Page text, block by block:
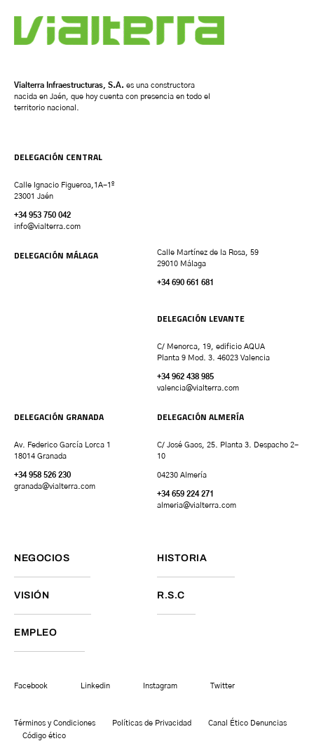
Vialterra Infraestructuras, S.A. es una constructora
nacida en Jaén, que hoy cuenta con presencia en todo el
territorio nacional.
DELEGACIÓN CENTRAL
Calle Ignacio Figueroa,1A-1º
23001 Jaén
+34 953 750 042
info@vialterra.com
DELEGACIÓN MÁLAGA
Calle Martínez de la Rosa, 59
29010 Málaga
+34 690 661 681
DELEGACIÓN LEVANTE
C/ Menorca, 19, edificio AQUA
Planta 9 Mod. 3. 46023 Valencia
+34 962 438 985
valencia@vialterra.com
DELEGACIÓN GRANADA
Av. Federico García Lorca 1
18014 Granada
+34 958 526 230
granada@vialterra.com
DELEGACIÓN ALMERÍA
C/ José Gaos, 25. Planta 3. Despacho 2-
10
04230 Almería
+34 659 224 271
almeria@vialterra.com
NEGOCIOS HISTORIA
VISIÓN R.S.C
EMPLEO
Facebook Linkedin Instagram Twitter
Términos y Condiciones Políticas de Privacidad
Canal Ético Denuncias
Código ético